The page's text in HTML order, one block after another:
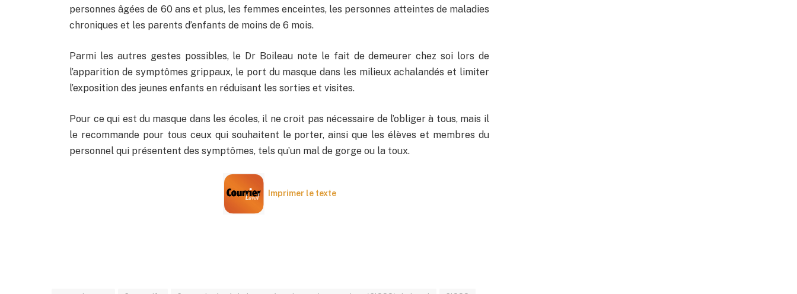
personnes âgées de 60 ans et plus, les femmes enceintes, les personnes atteintes de maladies
chroniques et les parents d’enfants de moins de 6 mois.
Parmi les autres gestes possibles, le Dr Boileau note le fait de demeurer chez soi lors de
l’apparition de symptômes grippaux, le port du masque dans les milieux achalandés et limiter
l’exposition des jeunes enfants en réduisant les sorties et visites.
Pour ce qui est du masque dans les écoles, il ne croit pas nécessaire de l’obliger à tous, mais il
le recommande pour tous ceux qui souhaitent le porter, ainsi que les élèves et membres du
personnel qui présentent des symptômes, tels qu’un mal de gorge ou la toux.
Imprimer le texte